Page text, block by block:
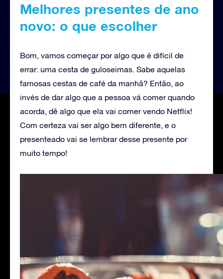
Melhores presentes de ano
novo: o que escolher
Bom, vamos começar por algo que é difícil de
errar: uma cesta de guloseimas. Sabe aquelas
famosas cestas de café da manhã? Então, ao
invés de dar algo que a pessoa vá comer quando
acorda, dê algo que ela vai comer vendo Netflix!
Com certeza vai ser algo bem diferente, e o
presenteado vai se lembrar desse presente por
muito tempo!